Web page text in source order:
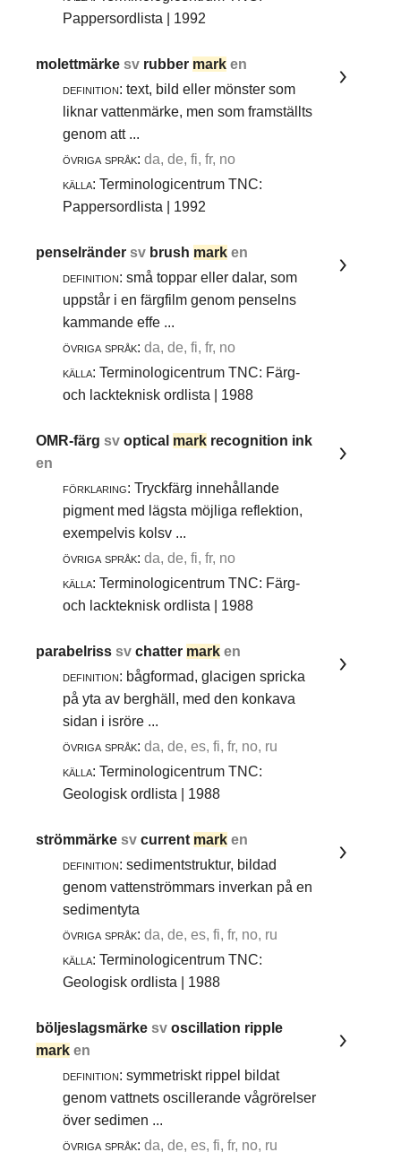
Pappersordlista | 1992
molettmärkesv rubber mark en
definition: text, bild eller mönster som
liknar vattenmärke, men som framställts
genom att ...
övriga språk: da, de, fi, fr, no
källa: Terminologicentrum TNC:
Pappersordlista | 1992
penselrändersv brush mark en
definition: små toppar eller dalar, som
uppstår i en färgfilm genom penselns
kammande effe ...
övriga språk: da, de, fi, fr, no
källa: Terminologicentrum TNC: Färg-
och lackteknisk ordlista | 1988
OMR-färgsvoptical mark recognition ink
en
förklaring: Tryckfärg innehållande
pigment med lägsta möjliga reflektion,
exempelvis kolsv ...
övriga språk: da, de, fi, fr, no
källa: Terminologicentrum TNC: Färg-
och lackteknisk ordlista | 1988
parabelrisssvchatter mark en
definition: bågformad, glacigen spricka
på yta av berghäll, med den konkava
sidan i isröre ...
övriga språk: da, de, es, fi, fr, no, ru
källa: Terminologicentrum TNC:
Geologisk ordlista | 1988
strömmärkesvcurrent mark en
definition: sedimentstruktur, bildad
genom vattenströmmars inverkan på en
sedimentyta
övriga språk: da, de, es, fi, fr, no, ru
källa: Terminologicentrum TNC:
Geologisk ordlista | 1988
böljeslagsmärkesvoscillation ripple
mark en
definition: symmetriskt rippel bildat
genom vattnets oscillerande vågrörelser
över sedimen ...
övriga språk: da, de, es, fi, fr, no, ru